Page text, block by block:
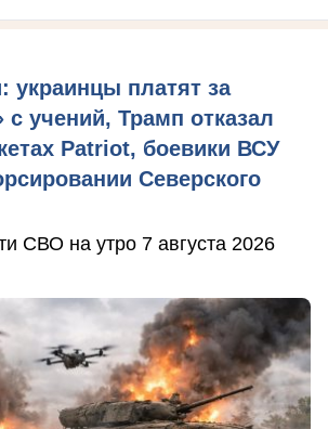
украинцы платят за
учений, Трамп отказал
Patriot, боевики ВСУ
Северского
СВО на утро 7 августа 2026